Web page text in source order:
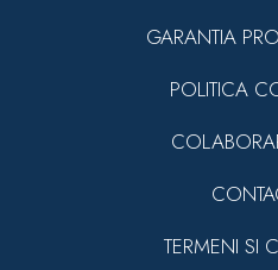
GARANTIA
POLITICA
TERMENI SI